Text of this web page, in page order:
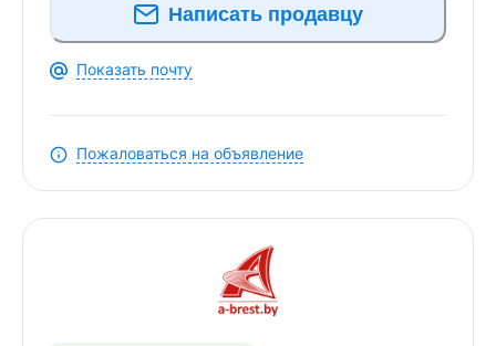
Написать продавцу
Показать почту
Пожаловаться на объявление